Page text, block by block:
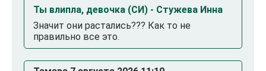
Ты влипла, девочка (СИ) - Стужева Инна
Значит они растались??? Как то не
правильно все это.